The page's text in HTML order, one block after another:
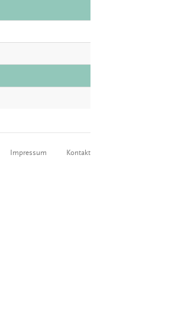
Impressum Kontakt